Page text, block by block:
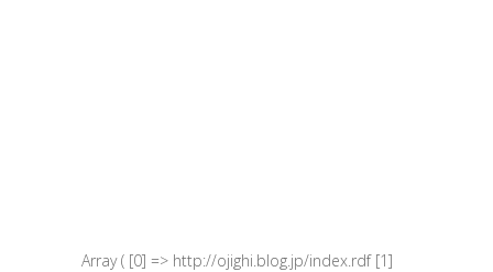
Array ( [0] => http://ojighi.blog.jp/index.rdf [1]